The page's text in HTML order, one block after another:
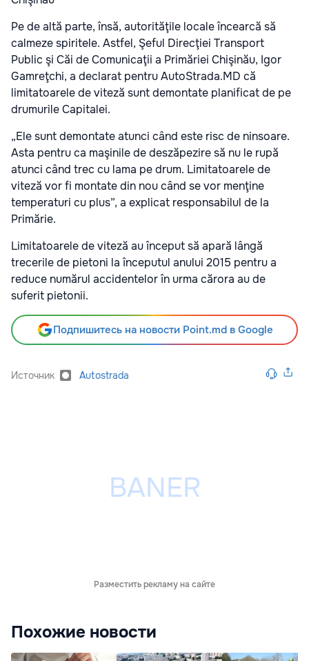
Pe de altă parte, însă, autorităţile locale încearcă să
calmeze spiritele. Astfel, Şeful Direcţiei Transport
Public şi Căi de Comunicaţii a Primăriei Chişinău, Igor
Gamreţchi, a declarat pentru AutoStrada.MD că
limitatoarele de viteză sunt demontate planificat de pe
drumurile Capitalei.
„Ele sunt demontate atunci când este risc de ninsoare.
Asta pentru ca maşinile de deszăpezire să nu le rupă
atunci când trec cu lama pe drum. Limitatoarele de
viteză vor fi montate din nou când se vor menţine
temperaturi cu plus”, a explicat responsabilul de la
Primărie.
Limitatoarele de viteză au început să apară lângă
trecerile de pietoni la începutul anului 2015 pentru a
reduce numărul accidentelor în urma cărora au de
suferit pietonii.
Подпишитесь на новости Point.md в Google
Источник Autostrada
Разместить рекламу на сайте
Похожие новости